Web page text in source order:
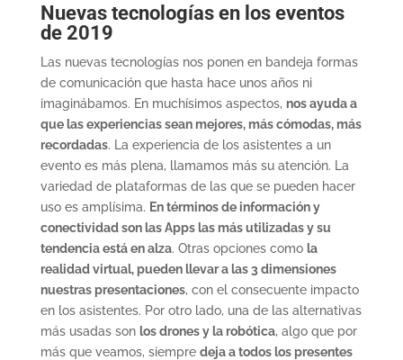
Nuevas tecnologías en los eventos
de 2019
Las nuevas tecnologías nos ponen en bandeja formas
de comunicación que hasta hace unos años ni
imaginábamos. En muchísimos aspectos, nos ayuda a
que las experiencias sean mejores, más cómodas, más
recordadas. La experiencia de los asistentes a un
evento es más plena, llamamos más su atención. La
variedad de plataformas de las que se pueden hacer
uso es amplísima. En términos de información y
conectividad son las Apps las más utilizadas y su
tendencia está en alza. Otras opciones como la
realidad virtual, pueden llevar a las 3 dimensiones
nuestras presentaciones, con el consecuente impacto
en los asistentes. Por otro lado, una de las alternativas
más usadas son los drones y la robótica, algo que por
más que veamos, siempre deja a todos los presentes